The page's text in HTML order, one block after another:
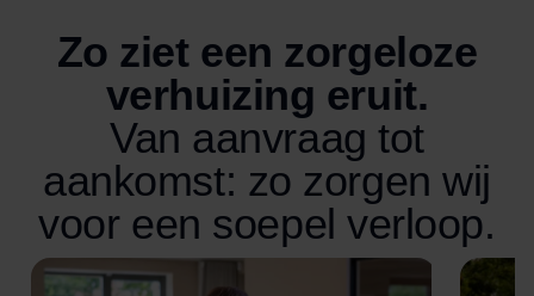
Zo ziet een zorgeloze
verhuizing eruit.
Van aanvraag tot
aankomst: zo zorgen wij
voor een soepel verloop.